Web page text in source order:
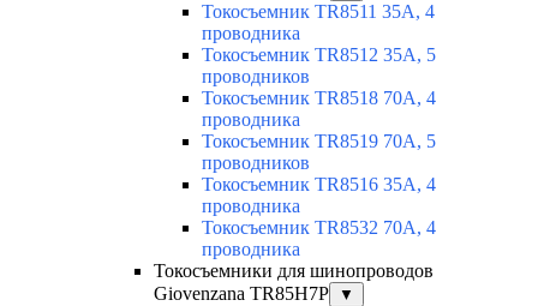
Токосъемник TR8511 35A, 4
проводника
Токосъемник TR8512 35A, 5
проводников
Токосъемник TR8518 70A, 4
проводника
Токосъемник TR8519 70A, 5
проводников
Токосъемник TR8516 35A, 4
проводника
Токосъемник TR8532 70A, 4
проводника
Токосъемники для шинопроводов
Giovenzana TR85H7P
▼